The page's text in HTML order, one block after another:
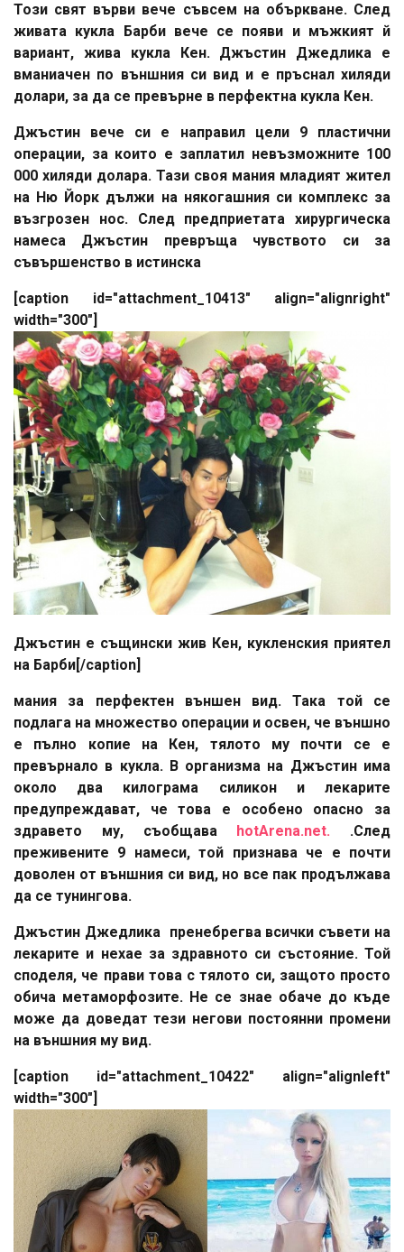
Този свят върви вече съвсем на объркване. След
живата кукла Барби вече се появи и мъжкият й
вариант, жива кукла Кен. Джъстин Джедлика е
вманиачен по външния си вид и е пръснал хиляди
долари, за да се превърне в перфектна кукла Кен.
Джъстин вече си е направил цели 9 пластични
операции, за които е заплатил невъзможните 100
000 хиляди долара. Тази своя мания младият жител
на Ню Йорк дължи на някогашния си комплекс за
възгрозен нос. След предприетата хирургическа
намеса Джъстин превръща чувството си за
съвършенство в истинска
[caption id="attachment_10413" align="alignright"
width="300"]
Джъстин е същински жив Кен, кукленския приятел
на Барби[/caption]
мания за перфектен външен вид. Така той се
подлага на множество операции и освен, че външно
е пълно копие на Кен, тялото му почти се е
превърнало в кукла. В организма на Джъстин има
около два килограма силикон и лекарите
предупреждават, че това е особено опасно за
здравето му, съобщава hotArena.net. .След
преживените 9 намеси, той признава че е почти
доволен от външния си вид, но все пак продължава
да се тунингова.
Джъстин Джедлика пренебрегва всички съвети на
лекарите и нехае за здравното си състояние. Той
споделя, че прави това с тялото си, защото просто
обича метаморфозите. Не се знае обаче до къде
може да доведат тези негови постоянни промени
на външния му вид.
[caption id="attachment_10422" align="alignleft"
width="300"]